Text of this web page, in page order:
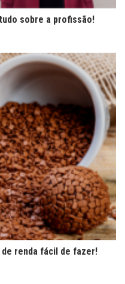
sobre a profissão!
renda fácil de fazer!